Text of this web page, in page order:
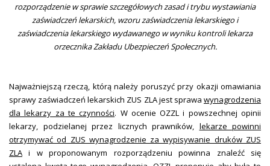
rozporządzenie w sprawie szczegółowych zasad i trybu wystawiania
zaświadczeń lekarskich, wzoru zaświadczenia lekarskiego i
zaświadczenia lekarskiego wydawanego w wyniku kontroli lekarza
orzecznika Zakładu Ubezpieczeń Społecznych.
Najważniejszą rzeczą, którą należy poruszyć przy okazji omawiania
sprawy zaświadczeń lekarskich ZUS ZLA jest sprawa wynagrodzenia
dla lekarzy za te czynności. W ocenie OZZL i powszechnej opinii
lekarzy, podzielanej przez licznych prawników, lekarze powinni
otrzymywać od ZUS wynagrodzenie za wypisywanie druków ZUS
ZLA i w proponowanym rozporządzeniu powinna znaleźć się